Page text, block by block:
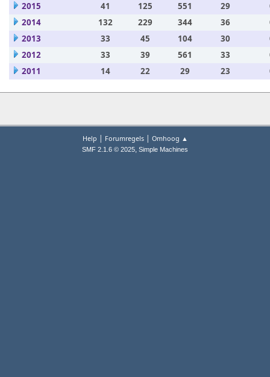
2015
41 125 551 29
2014
132 229 344 36
2013
33 45 104 30
2012
33 39 561 33
2011
14 22 29 23
Help | Forumregels| Omhoog ▲
SMF 2.1.6 © 2025, Simple Machines